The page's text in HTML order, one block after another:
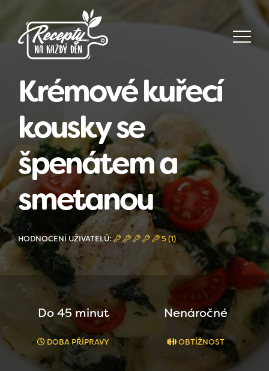
Krémové kuřecí
kousky se
špenátem a
smetanou
HODNOCENÍ UŽIVATELŮ: 5 (1)
Do 45 minut
DOBA PŘÍPRAVY
Nenáročné
OBTÍŽNOST